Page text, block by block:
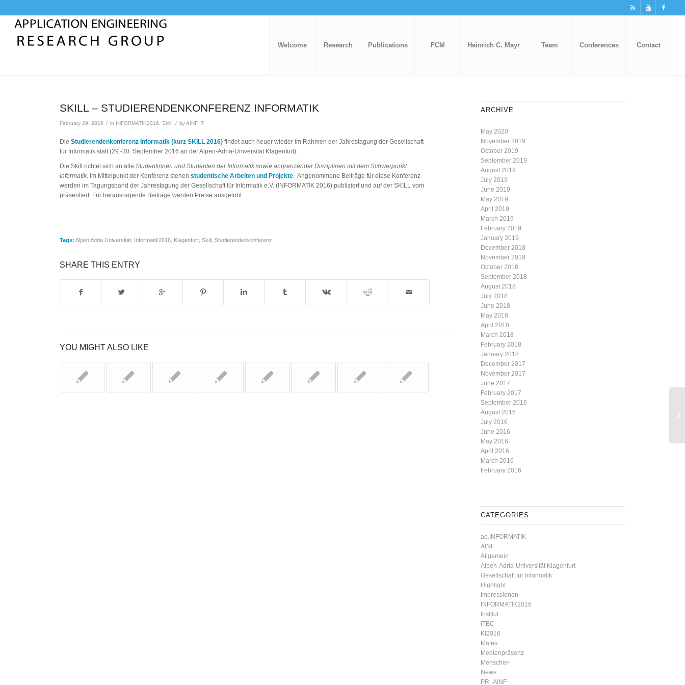
Welcome Research Publications FCM Heinrich C. Mayr Team Conferences Contact
SKILL – STUDIERENDENKONFERENZ INFORMATIK
February 29, 2016 / in INFORMATIK2016 ,Skill / byAINF IT
DieStudierendenkonferenz Informatik (kurz SKILL 2016) findet auch heuer wieder im Rahmen der Jahrestagung der Gesellschaft
für Informatik statt (29.-30. September 2016 an der Alpen-Adria-Universität Klagenfurt).
Die Skill richtet sich an alleStudentinnen und Studenten der Informatik sowie angrenzender Disziplinen mit dem Schwerpunkt
Informatik. Im Mittelpunkt der Konferenz stehenstudentische Arbeiten und Projekte. Angenommene Beiträge für diese Konferenz
werden im Tagungsband der Jahrestagung der Gesellschaft für Informatik e.V. (INFORMATIK 2016) publiziert und auf der SKILL vom
präsentiert. Für herausragende Beiträge werden Preise ausgelobt.
Tags: Alpen Adria Universität Informatik2016 Klagenfurt ,Skill ,Studierendenkonferenz
SHARE THIS ENTRY
YOU MIGHT ALSO LIKE
ARCHIVE
May 2020
November 2019
October 2019
September 2019
August 2019
July 2019
June 2019
May 2019
April 2019
March 2019
February 2019
January 2019
December 2018
November 2018
October 2018
September 2018
August 2018
July 2018
June 2018
May 2018
April 2018
March 2018
February 2018
January 2018
December 2017
November 2017
June 2017
February 2017
September 2016
August 2016
July 2016
June 2016
May 2016
April 2016
March 2016
February 2016
CATEGORIES
ae.INFORMATIK
AINF
Allgemein
Alpen-Adria-Universität Klagenfurt
Gesellschaft für Informatik
Highlight
Impressionen
INFORMATIK2016
Institut
ITEC
KI2016
Mates
Medienpräsenz
Menschen
News
PR_AINF